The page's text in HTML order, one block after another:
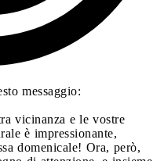
messaggio:
vicinanza e le vostre
è impressionante,
domenicale! Ora, però,